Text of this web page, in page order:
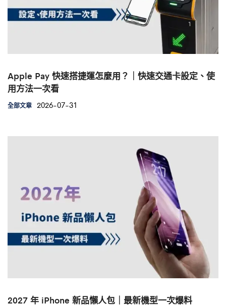
Apple Pay 快速搭捷運怎麼用？｜快速交通卡設定、使
用方法一次看
全部文章 2026-07-31
2027 年 iPhone 新品懶人包｜最新機型一次爆料